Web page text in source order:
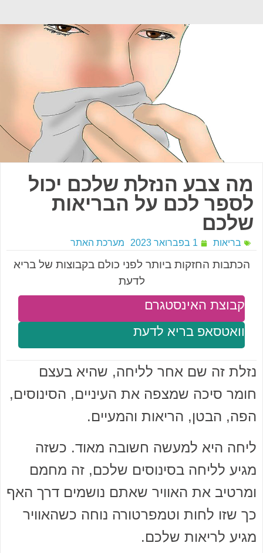
מה צבע הנזלת שלכם יכול
לספר לכם על הבריאות
שלכם
בריאות 1 בפברואר 2023 מערכת האתר
הכתבות החזקות ביותר לפני כולם בקבוצות של בריא
לדעת
וואטסאפ בריא לדעת
קבוצת האינסטגרם
נזלת זה שם אחר לליחה, שהיא בעצם
חומר סיכה שמצפה את העיניים, הסינוסים,
הפה, הבטן, הריאות והמעיים.
ליחה היא למעשה חשובה מאוד. כשזה
מגיע לליחה בסינוסים שלכם, זה מחמם
ומרטיב את האוויר שאתם נושמים דרך האף
כך שזו לחות וטמפרטורה נוחה כשהאוויר
מגיע לריאות שלכם.